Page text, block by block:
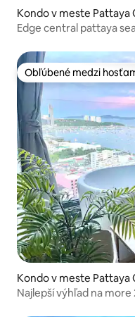
Kondo v meste Pattaya
Edge central pattaya
Obľúbené medzi
Obľúbené medzi
Kondo v meste Pattaya
Najlepší výhľad na more